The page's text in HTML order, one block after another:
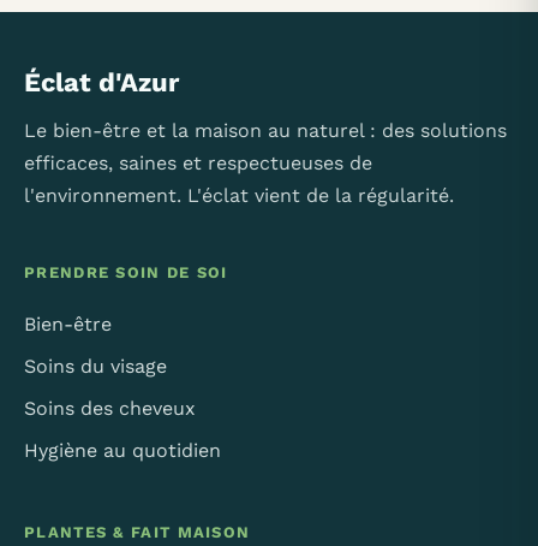
Éclat d'Azur
Le bien-être et la maison au naturel : des solutions
efficaces, saines et respectueuses de
l'environnement. L'éclat vient de la régularité.
PRENDRE SOIN DE SOI
Bien-être
Soins du visage
Soins des cheveux
Hygiène au quotidien
PLANTES & FAIT MAISON